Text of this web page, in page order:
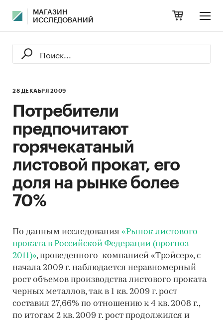
МАГАЗИН
ИССЛЕДОВАНИЙ
28 ДЕКАБРЯ 2009
Потребители
предпочитают
горячекатаный
листовой прокат, его
доля на рынке более
70%
По данным исследования «Рынок листового
проката в Российской Федерации (прогноз
2011)», проведенного компанией «Трэйсер», с
начала 2009 г. наблюдается неравномерный
рост объемов производства листового проката
черных металлов, так в 1 кв. 2009 г. рост
составил 27,66% по отношению к 4 кв. 2008 г.,
по итогам 2 кв. 2009 г. рост продолжился и